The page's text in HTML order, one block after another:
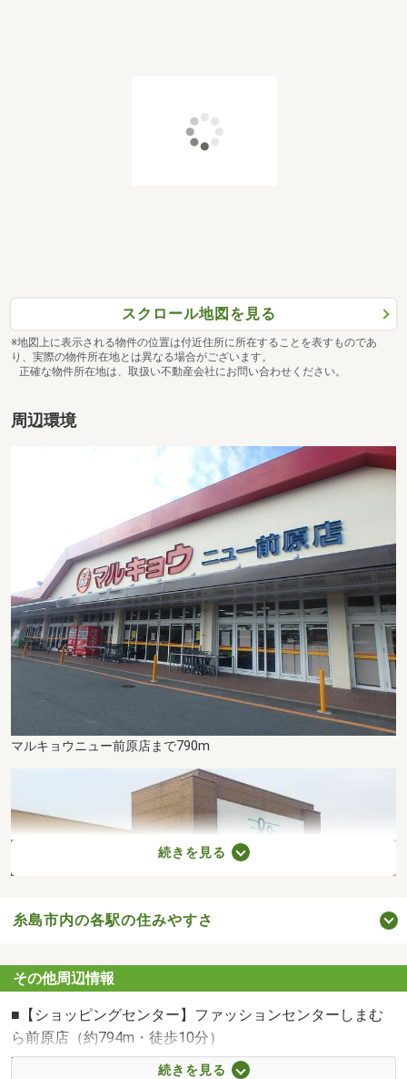
スクロール地図を見る
※地図上に表示される物件の位置は付近住所に所在することを表すものであ
り、実際の物件所在地とは異なる場合がございます。
正確な物件所在地は、取扱い不動産会社にお問い合わせください。
周辺環境
マルキョウニュー前原店まで790m
サニー加布里店まで907m
続きを見る
糸島市内の各駅の住みやすさ
その他周辺情報
■【ショッピングセンター】ファッションセンターしまむ
ら前原店（約794m・徒歩10分）
■【ショッピングセンター】ワークマンプラス前原店（約
続きを見る